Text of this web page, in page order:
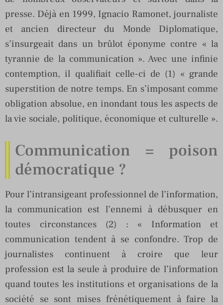
presse. Déjà en 1999, Ignacio Ramonet, journaliste
et ancien directeur du Monde Diplomatique,
s’insurgeait dans un brûlot éponyme contre « la
tyrannie de la communication ». Avec une infinie
contemption, il qualifiait celle-ci de (1) « grande
superstition de notre temps. En s’imposant comme
obligation absolue, en inondant tous les aspects de
la vie sociale, politique, économique et culturelle ».
Communication = poison
démocratique ?
Pour l’intransigeant professionnel de l’information,
la communication est l’ennemi à débusquer en
toutes circonstances (2) : « Information et
communication tendent à se confondre. Trop de
journalistes continuent à croire que leur
profession est la seule à produire de l’information
quand toutes les institutions et organisations de la
société se sont mises frénétiquement à faire la